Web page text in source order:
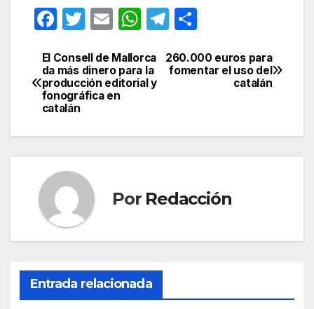
F
c
e
b
o
k
T
itt
er
E
ail
W
at
s
p
T
e
m
m
tir
Navegación
de
260.000 euros para
fomentar el uso del
catalán
El Consell de Mallorca
da más dinero para la
producción editorial y
fonográfica en
catalán
Por Redacción
Entrada relacionada